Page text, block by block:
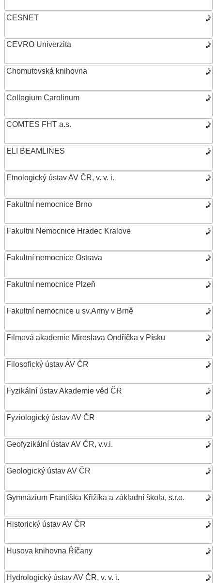
CESNET
CEVRO Univerzita
Chomutovská knihovna
Collegium Carolinum
COMTES FHT a.s.
ELI BEAMLINES
Etnologický ústav AV ČR, v. v. i.
Fakultní nemocnice Brno
Fakultni Nemocnice Hradec Kralove
Fakultní nemocnice Ostrava
Fakultní nemocnice Plzeň
Fakultní nemocnice u sv.Anny v Brně
Filmová akademie Miroslava Ondříčka v Písku
Filosofický ústav AV ČR
Fyzikální ústav Akademie věd ČR
Fyziologický ústav AV ČR
Geofyzikální ústav AV ČR, v.v.i.
Geologický ústav AV ČR
Gymnázium Františka Křižíka a základní škola, s.r.o.
Historický ústav AV ČR
Husova knihovna Říčany
Hydrologický ústav AV ČR, v. v. i.